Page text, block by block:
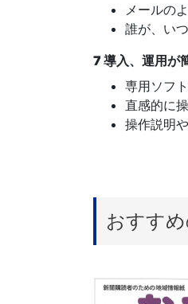
メールの
誰が、い
7 導入、運用が
専用ソフ
直感的に
操作説明
おすす